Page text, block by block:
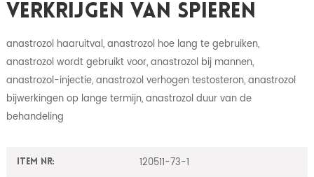
Verkrijgen Van Spieren
anastrozol haaruitval, anastrozol hoe lang te gebruiken,
anastrozol wordt gebruikt voor, anastrozol bij mannen,
anastrozol-injectie, anastrozol verhogen testosteron, anastrozol
bijwerkingen op lange termijn, anastrozol duur van de
behandeling
Item nr: 120511-73-1